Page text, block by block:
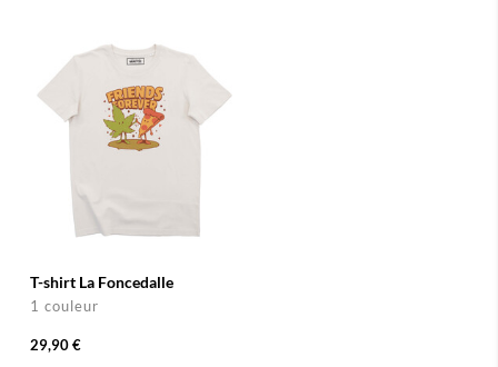
T-shirt La Foncedalle
1 couleur
29,90 €